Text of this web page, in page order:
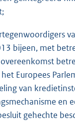
bijeen, met
Europees
van
en
gehechte